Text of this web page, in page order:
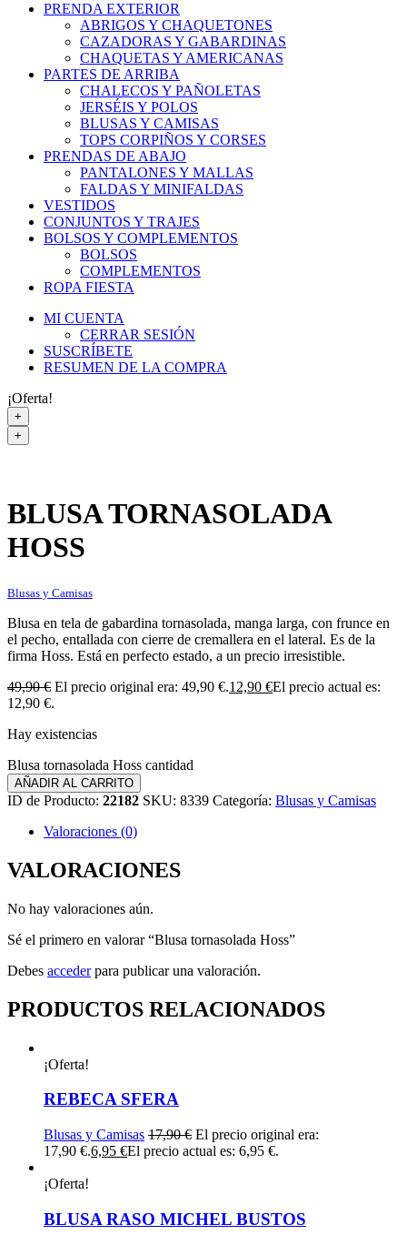
PRENDA EXTERIOR
ABRIGOS Y CHAQUETONES
CAZADORAS Y GABARDINAS
CHAQUETAS Y AMERICANAS
PARTES DE ARRIBA
CHALECOS Y PAÑOLETAS
JERSÉIS Y POLOS
BLUSAS Y CAMISAS
TOPS CORPIÑOS Y CORSES
PRENDAS DE ABAJO
PANTALONES Y MALLAS
FALDAS Y MINIFALDAS
VESTIDOS
CONJUNTOS Y TRAJES
BOLSOS Y COMPLEMENTOS
BOLSOS
COMPLEMENTOS
ROPA FIESTA
MI CUENTA
CERRAR SESIÓN
SUSCRÍBETE
RESUMEN DE LA COMPRA
¡Oferta!
+
+
BLUSA TORNASOLADA
HOSS
Blusas y Camisas
Blusa en tela de gabardina tornasolada, manga larga, con frunce en
el pecho, entallada con cierre de cremallera en el lateral. Es de la
firma Hoss. Está en perfecto estado, a un precio irresistible.
49,90€ El precio original era: 49,90 €.12,90 €El precio actual es:
12,90 €.
Hay existencias
Blusa tornasolada Hoss cantidad
AÑADIR AL CARRITO
ID de Producto: 22182 SKU: 8339 Categoría: Blusas y Camisas
Valoraciones (0)
VALORACIONES
No hay valoraciones aún.
Sé el primero en valorar “Blusa tornasolada Hoss”
Debes accederpara publicar una valoración.
PRODUCTOS RELACIONADOS
¡Oferta!
REBECA SFERA
Blusas y Camisas 17,90€ El precio original era:
17,90 €.6,95 €El precio actual es: 6,95 €.
¡Oferta!
BLUSA RASO MICHEL BUSTOS